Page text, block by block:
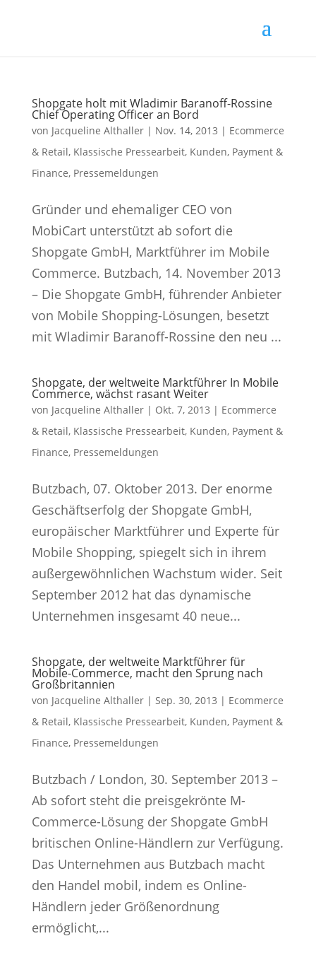
Shopgate holt mit Wladimir Baranoff-Rossine
Chief Operating Officer an Bord
von Jacqueline Althaller| Nov. 14, 2013 | Ecommerce
& Retail, Klassische Pressearbeit, Kunden, Payment &
Finance, Pressemeldungen
Gründer und ehemaliger CEO von
MobiCart unterstützt ab sofort die
Shopgate GmbH, Marktführer im Mobile
Commerce. Butzbach, 14. November 2013
– Die Shopgate GmbH, führender Anbieter
von Mobile Shopping-Lösungen, besetzt
mit Wladimir Baranoff-Rossine den neu ...
Shopgate, der weltweite Marktführer In Mobile
Commerce, wächst rasant Weiter
von Jacqueline Althaller| Okt. 7, 2013 | Ecommerce
& Retail, Klassische Pressearbeit, Kunden, Payment &
Finance, Pressemeldungen
Butzbach, 07. Oktober 2013. Der enorme
Geschäftserfolg der Shopgate GmbH,
europäischer Marktführer und Experte für
Mobile Shopping, spiegelt sich in ihrem
außergewöhnlichen Wachstum wider. Seit
September 2012 hat das dynamische
Unternehmen insgesamt 40 neue...
Shopgate, der weltweite Marktführer für
Mobile-Commerce, macht den Sprung nach
Großbritannien
von Jacqueline Althaller| Sep. 30, 2013 | Ecommerce
& Retail, Klassische Pressearbeit, Kunden, Payment &
Finance, Pressemeldungen
Butzbach / London, 30. September 2013 –
Ab sofort steht die preisgekrönte M-
Commerce-Lösung der Shopgate GmbH
britischen Online-Händlern zur Verfügung.
Das Unternehmen aus Butzbach macht
den Handel mobil, indem es Online-
Händlern jeder Größenordnung
ermöglicht,...